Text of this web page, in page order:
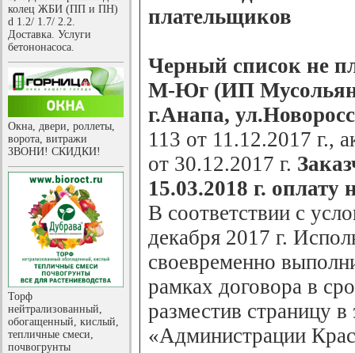
колец ЖБИ (ПП и ПН)
d 1.2/ 1.7/ 2.2.
Доставка. Услуги
бетононасоса.
Окна, двери, роллеты,
ворота, витражи
ЗВОНИ! СКИДКИ!
Торф
нейтрализованный,
обогащенный, кислый,
тепличные смеси,
почвогрунты
плательщиков
Черный список не
М-Юг (ИП Мусольян
г.Анапа,
113 от 11.12.2017 г.,
от 30.12.2017 г.
15.03.2018 г. оплату
В соответствии с
декабря 2017 г.
своевременно
рамках договора в
разместив страницу
«Администрации